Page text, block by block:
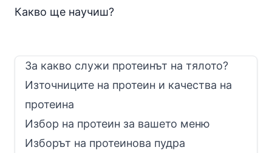
Какво ще научиш?
За какво служи протеинът на тялото?
Източниците на протеин и качества на
протеина
Избор на протеин за вашето меню
Изборът на протеинова пудра